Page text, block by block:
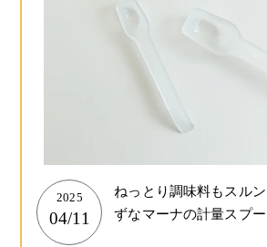
2025
04/11
ねっとり調味料もスル
ずなマーナの計量スプ